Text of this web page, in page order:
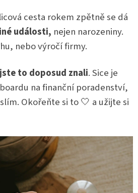
cesta rokem zpětně se dá
události, nejen narozeniny.
nebo výročí firmy.
to doposud znali. Sice je
na finanční poradenství,
Okořeňte si to 🤍 a užijte si